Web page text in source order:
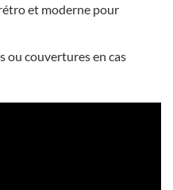
et moderne pour
ou couvertures en cas